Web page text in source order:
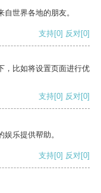
世界各地的朋友。
支持[0] 反对[0]
，比如将设置页面进行优
支持[0] 反对[0]
乐提供帮助。
支持[0] 反对[0]